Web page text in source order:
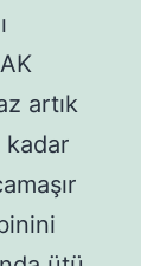
artık
kadar